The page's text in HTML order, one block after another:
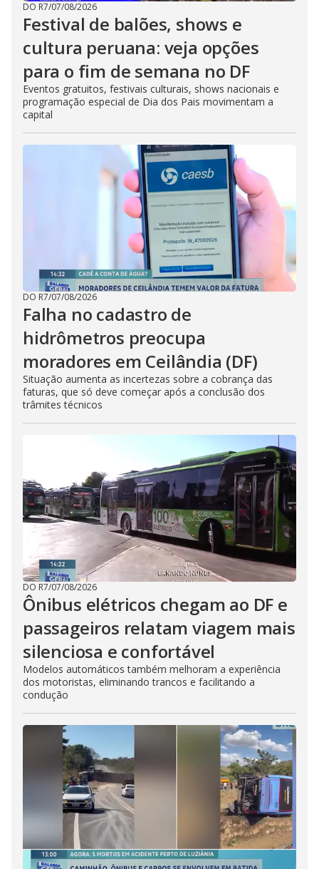
DO R7/07/08/2026
Festival de balões, shows e
cultura peruana: veja opções
para o fim de semana no DF
Eventos gratuitos, festivais culturais, shows nacionais e
programação especial de Dia dos Pais movimentam a
capital
DO R7/07/08/2026
Falha no cadastro de
hidrômetros preocupa
moradores em Ceilândia (DF)
Situação aumenta as incertezas sobre a cobrança das
faturas, que só deve começar após a conclusão dos
trâmites técnicos
DO R7/07/08/2026
Ônibus elétricos chegam ao DF e
passageiros relatam viagem mais
silenciosa e confortável
Modelos automáticos também melhoram a experiência
dos motoristas, eliminando trancos e facilitando a
condução